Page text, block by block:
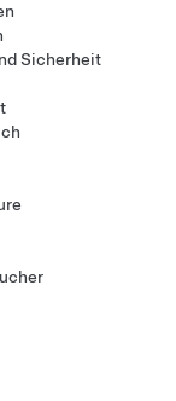
Sicherheit